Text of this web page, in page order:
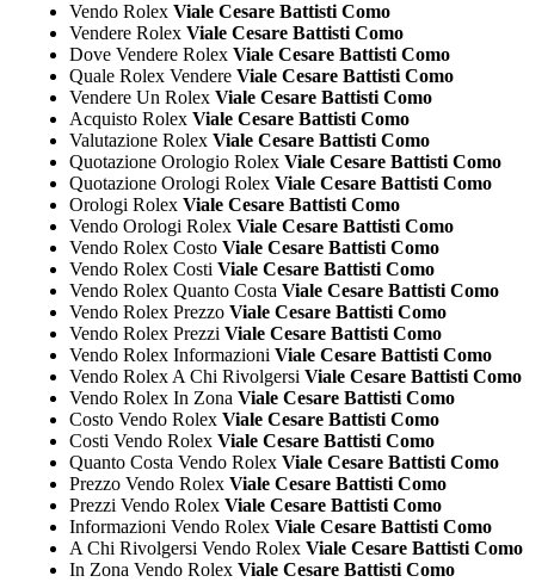
Vendo Rolex Viale Cesare Battisti Como
Vendere Rolex Viale Cesare Battisti Como
Dove Vendere Rolex Viale Cesare Battisti Como
Quale Rolex Vendere Viale Cesare Battisti Como
Vendere Un Rolex Viale Cesare Battisti Como
Acquisto Rolex Viale Cesare Battisti Como
Valutazione Rolex Viale Cesare Battisti Como
Quotazione Orologio Rolex Viale Cesare Battisti Como
Quotazione Orologi Rolex Viale Cesare Battisti Como
Orologi Rolex Viale Cesare Battisti Como
Vendo Orologi Rolex Viale Cesare Battisti Como
Vendo Rolex Costo Viale Cesare Battisti Como
Vendo Rolex Costi Viale Cesare Battisti Como
Vendo Rolex Quanto Costa Viale Cesare Battisti Como
Vendo Rolex Prezzo Viale Cesare Battisti Como
Vendo Rolex Prezzi Viale Cesare Battisti Como
Vendo Rolex Informazioni Viale Cesare Battisti Como
Vendo Rolex A Chi Rivolgersi Viale Cesare Battisti Como
Vendo Rolex In Zona Viale Cesare Battisti Como
Costo Vendo Rolex Viale Cesare Battisti Como
Costi Vendo Rolex Viale Cesare Battisti Como
Quanto Costa Vendo Rolex Viale Cesare Battisti Como
Prezzo Vendo Rolex Viale Cesare Battisti Como
Prezzi Vendo Rolex Viale Cesare Battisti Como
Informazioni Vendo Rolex Viale Cesare Battisti Como
A Chi Rivolgersi Vendo Rolex Viale Cesare Battisti Como
In Zona Vendo Rolex Viale Cesare Battisti Como